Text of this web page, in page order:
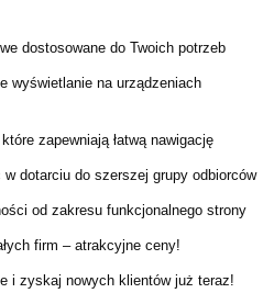
dostosowane do Twoich potrzeb
na urządzeniach
zapewniają łatwą nawigację
dotarciu do szerszej grupy odbiorców
od zakresu funkcjonalnego strony
firm – atrakcyjne ceny!
i zyskaj nowych klientów już teraz!